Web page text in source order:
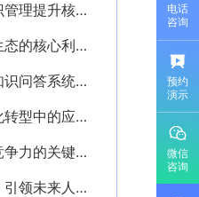
企业如何高效开展知识管理提升核心竞争力
构建高效企业数字化生态的核心利器——PKM个人知识管理系统解析
企业智能化转型中的知识问答系统应用解析
RAG技术在企业智慧化转型中的应用与价值解析
构建智能化企业核心竞争力的关键——深入解析AI知识库的价值与应用
智能机器人聊天软件：引领未来人机交互新时代的创新利器
电话
咨询
预约
演示
微信
咨询